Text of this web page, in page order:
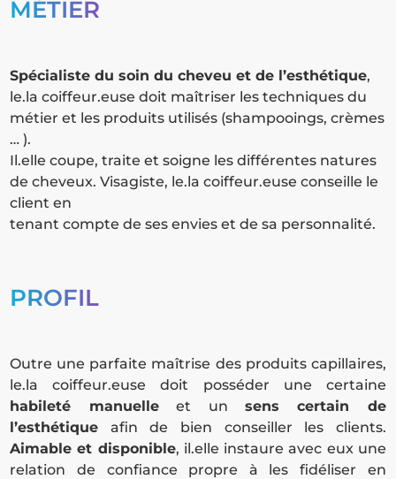
MÉTIER
Spécialiste du soin du cheveu et de l’esthétique,
le.la coiffeur.euse doit maîtriser les techniques du
métier et les produits utilisés (shampooings, crèmes
… ).
Il.elle coupe, traite et soigne les différentes natures
de cheveux. Visagiste, le.la coiffeur.euse conseille le
client en
tenant compte de ses envies et de sa personnalité.
PROFIL
Outre une parfaite maîtrise des produits capillaires,
le.la coiffeur.euse doit posséder une certaine
habileté manuelleet un sens certain de
l’esthétique afin de bien conseiller les clients.
Aimable et disponible, il.elle instaure avec eux une
relation de confiance propre à les fidéliser en